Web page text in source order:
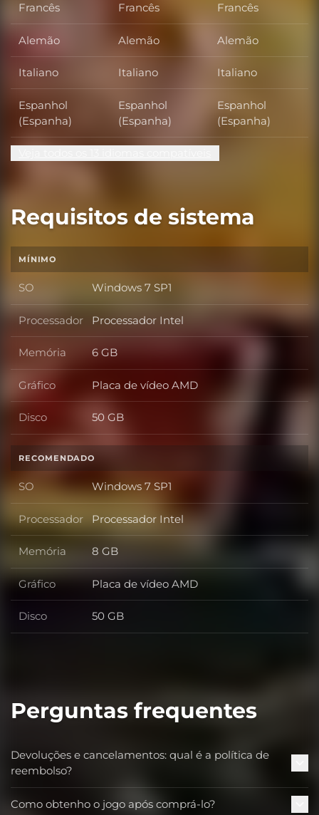
Francês Francês Francês
Alemão Alemão Alemão
Italiano Italiano Italiano
Espanhol
(Espanha)
Espanhol
(Espanha)
Espanhol
(Espanha)
Requisitos de sistema
MÍNIMO
SO SO
Windows 7 SP1
Processador Processador
Processador Intel
Memória Memória
6 GB
Gráfico Gráfico
Placa de vídeo AMD
Disco Disco
50 GB
RECOMENDADO
SO SO
Windows 7 SP1
Processador Processador
Processador Intel
Memória Memória
8 GB
Gráfico Gráfico
Placa de vídeo AMD
Disco Disco
50 GB
Perguntas frequentes
Devoluções e cancelamentos: qual é a política de
reembolso?
Como obtenho o jogo após comprá-lo?